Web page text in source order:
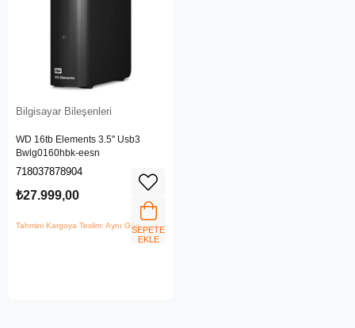
Bilgisayar Bileşenleri
WD 16tb Elements 3.5" Usb3
Bwlg0160hbk-eesn
718037878904
₺27.999,00
Tahmini Kargoya Teslim: Aynı GünSEPETE
EKLE